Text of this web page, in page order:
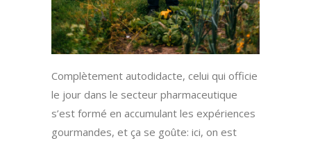
Complètement autodidacte, celui qui officie
le jour dans le secteur pharmaceutique
s’est formé en accumulant les expériences
gourmandes, et ça se goûte: ici, on est